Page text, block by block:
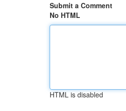
Submit a Comment
No HTML
HTML is disabled